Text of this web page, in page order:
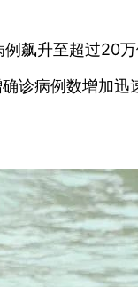
飙升至超过20万
诊病例数增加